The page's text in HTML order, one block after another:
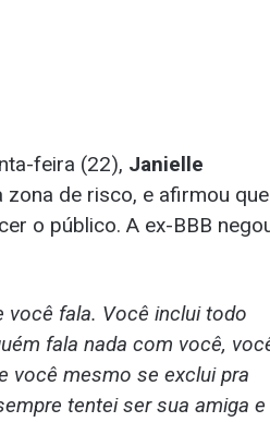
feira (22), Janielle
zona de risco, e afirmou que
o público. A ex-BBB
você fala. Você inclui todo
fala nada com você,
você mesmo se exclui pra
tentei ser sua amiga e